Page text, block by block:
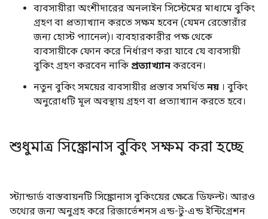
ব্যবসায়ীরা অংশীদারের অনলাইন সিস্টেমের মাধ্যমে বুকিং
গ্রহণ বা প্রত্যাখ্যান করতে সক্ষম হবেন (যেমন রেস্তোরাঁর
জন্য হোস্ট প্যানেল)। ব্যবহারকারীর পক্ষ থেকে
ব্যবসায়ীকে ফোন করে নির্ধারণ করা যাবে যে ব্যবসায়ী
বুকিং গ্রহণ করবেন নাকি প্রত্যাখ্যান করবেন।
নতুন বুকিং সময়ের ব্যবসায়ীর প্রস্তাব সমর্থিত নয় । বুকিং
অনুরোধটি মূল অবস্থায় গ্রহণ বা প্রত্যাখ্যান করতে হবে।
শুধুমাত্র সিঙ্ক্রোনাস বুকিং সক্ষম করা হচ্ছে
স্ট্যান্ডার্ড বাস্তবায়নটি সিঙ্ক্রোনাস বুকিংয়ের ক্ষেত্রে ডিফল্ট। আরও
তথ্যের জন্য অনুগ্রহ করে রিজার্ভেশনস এন্ড-টু-এন্ড ইন্টিগ্রেশন